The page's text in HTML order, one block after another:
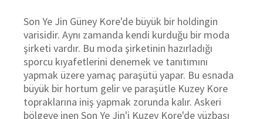
Son Ye Jin Güney Kore'de büyük bir holdingin
varisidir. Aynı zamanda kendi kurduğu bir moda
şirketi vardır. Bu moda şirketinin hazırladığı
sporcu kıyafetlerini denemek ve tanıtımını
yapmak üzere yamaç paraşütü yapar. Bu esnada
büyük bir hortum gelir ve paraşütle Kuzey Kore
topraklarına iniş yapmak zorunda kalır. Askeri
bölgeye inen Son Ye Jin'i Kuzey Kore'de yüzbaşı